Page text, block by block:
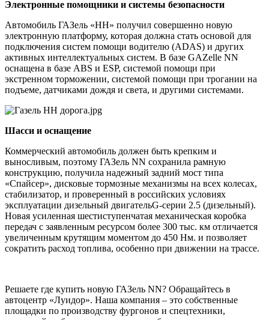
Электронные помощники и системы безопасности
Автомобиль ГАЗель «НН» получил совершенно новую
электронную платформу, которая должна стать основой для
подключения систем помощи водителю (ADAS) и других
активных интеллектуальных систем. В базе GAZelle NN
оснащена в базе ABS и ESP, системой помощи при
экстренном торможении, системой помощи при трогании на
подъеме, датчиками дождя и света, и другими системами.
Шасси и оснащение
Коммерческий автомобиль должен быть крепким и
выносливым, поэтому ГАЗель NN сохранила рамную
конструкцию, получила надежный задний мост типа
«Спайсер», дисковые тормозные механизмы на всех колесах,
стабилизатор, и проверенный в российских условиях
эксплуатации дизельный двигательG-серии 2.5 (дизельный).
Новая усиленная шестиступенчатая механическая коробка
передач с заявленным ресурсом более 300 тыс. км отличается
увеличенным крутящим моментом до 450 Нм. и позволяет
сократить расход топлива, особенно при движении на трассе.
Решаете где купить новую ГАЗель NN? Обращайтесь в
автоцентр «Луидор». Наша компания – это собственные
площадки по производству фургонов и спецтехники,